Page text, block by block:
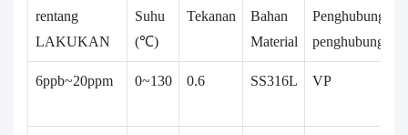
rentang
LAKUKAN
Suhu
(℃)
Tekanan
Bahan
Material
Penghubung
penghubung
6ppb~20ppm 0~130 0.6 SS316L VP